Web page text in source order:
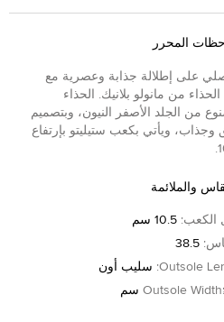
المحرر
على إطلالة جذابة وعصرية مع
الحذاء من مانولو بلانيك. الحذاء
من الجلد الأصفر النيون، وبتصميم
وجذاب، ويأتي بكعب ستيليتو بإرتفاع
والملائمة
الكعب: 10.5 سم
:
38.5
Outsole
: سليب أون
Outsole Width